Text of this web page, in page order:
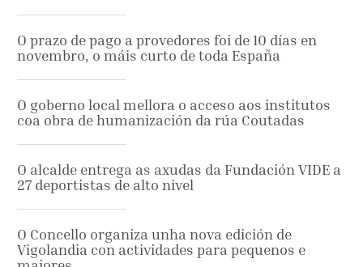
O prazo de pago a provedores foi de 10 días en
novembro, o máis curto de toda España
O goberno local mellora o acceso aos institutos
coa obra de humanización da rúa Coutadas
O alcalde entrega as axudas da Fundación VIDE a
27 deportistas de alto nivel
O Concello organiza unha nova edición de
Vigolandia con actividades para pequenos e